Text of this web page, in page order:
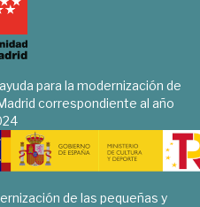
para la modernización de
correspondiente al año
de las pequeñas y